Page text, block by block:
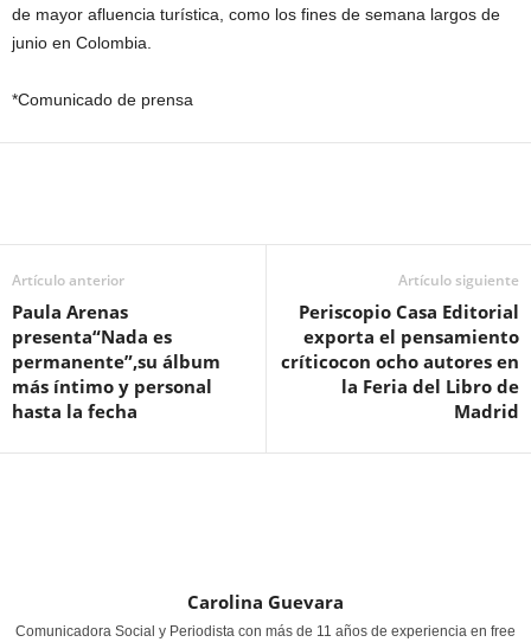
de mayor afluencia turística, como los fines de semana largos de
junio en Colombia.
*Comunicado de prensa
Artículo anterior
Paula Arenas
presenta“Nada es
permanente”,su álbum
más íntimo y personal
hasta la fecha
Artículo siguiente
Periscopio Casa Editorial
exporta el pensamiento
críticocon ocho autores en
la Feria del Libro de
Madrid
Carolina Guevara
Comunicadora Social y Periodista con más de 11 años de experiencia en free